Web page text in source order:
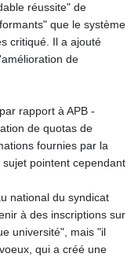
réussite" de
que le système
critiqué. Il a ajouté
de
rapport à APB -
de quotas de
fournies par la
pointent cependant
national du syndicat
à des inscriptions sur
université", mais "il
qui a créé une